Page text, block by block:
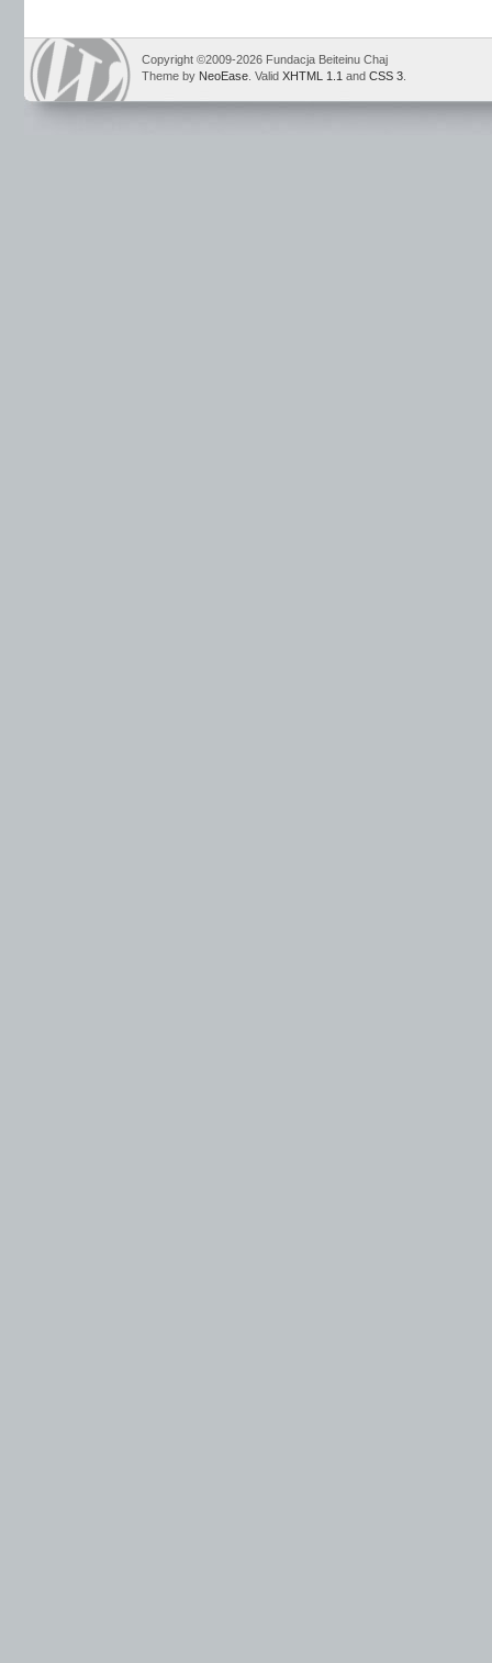
Copyright ©2009-2026 Fundacja Beiteinu Chaj
Theme by NeoEase . Valid XHTML 1.1 and CSS 3